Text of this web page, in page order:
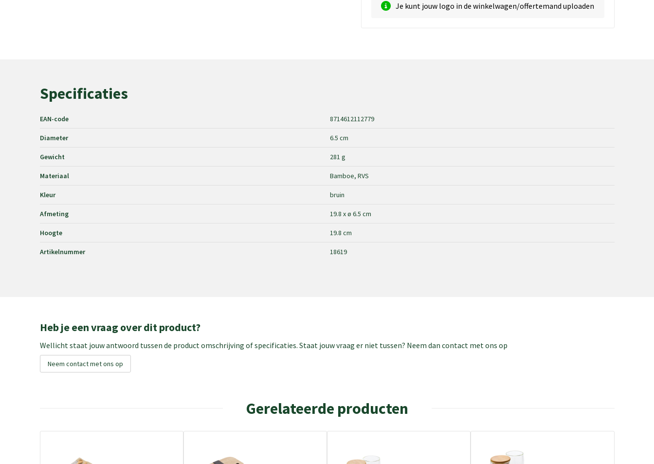
Je kunt jouw logo in de winkelwagen/offertemand uploaden
Specificaties
EAN-code 8714612112779
Diameter 6.5 cm
Gewicht 281 g
Materiaal Bamboe, RVS
Kleur bruin
Afmeting 19.8 x ø 6.5 cm
Hoogte 19.8 cm
Artikelnummer 18619
Heb je een vraag over dit product?
Wellicht staat jouw antwoord tussen de product omschrijving of specificaties. Staat jouw vraag er niet tussen? Neem dan contact met ons op
Neem contact met ons op
Gerelateerde producten